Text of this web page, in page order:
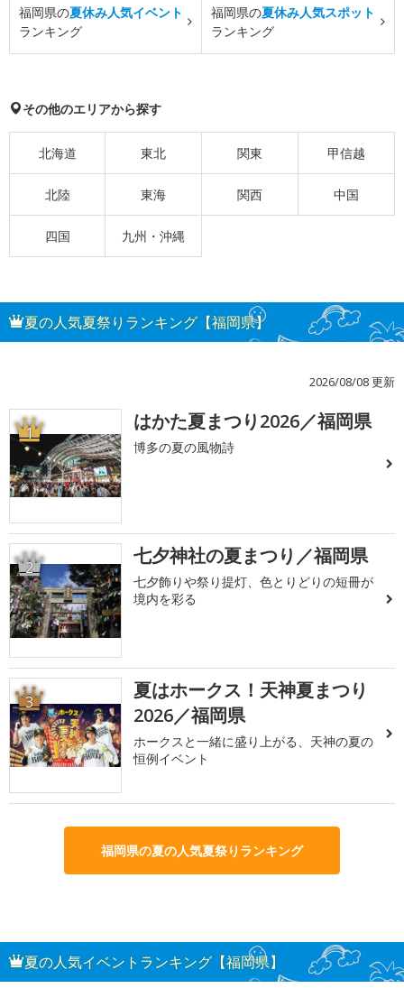
福岡県の夏休み人気イベント
ランキング
福岡県の夏休み人気スポット
ランキング
その他のエリアから探す
北海道 東北 関東 甲信越
北陸 東海 関西 中国
四国 九州・沖縄
夏の人気夏祭りランキング【福岡県】
2026/08/08 更新
1 はかた夏まつり2026／福岡県
博多の夏の風物詩
2 七夕神社の夏まつり／福岡県
七夕飾りや祭り提灯、色とりどりの短冊が
境内を彩る
3
夏はホークス！天神夏まつり
2026／福岡県
ホークスと一緒に盛り上がる、天神の夏の
恒例イベント
福岡県の夏の人気夏祭りランキング
夏の人気イベントランキング【福岡県】